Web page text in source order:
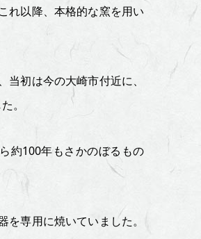
れ以降、本格的な窯を用い
初は今の大崎市付近に、
。
約100年もさかのぼるもの
専用に焼いていました。